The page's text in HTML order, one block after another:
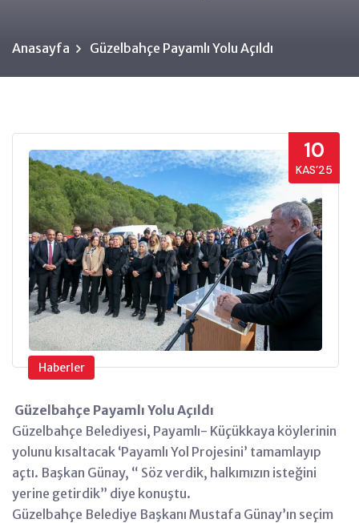
Anasayfa Güzelbahçe Payamlı Yolu Açıldı
10
KAS’25
Haberler
Güzelbahçe Payamlı Yolu Açıldı
Güzelbahçe Belediyesi, Payamlı- Küçükkaya köylerinin
yolunu kısaltacak ‘Payamlı Yol Projesini’ tamamlayıp
açtı. Başkan Günay, “ Söz verdik, halkımızın isteğini
yerine getirdik” diye konuştu.
Güzelbahçe Belediye Başkanı Mustafa Günay’ın seçim